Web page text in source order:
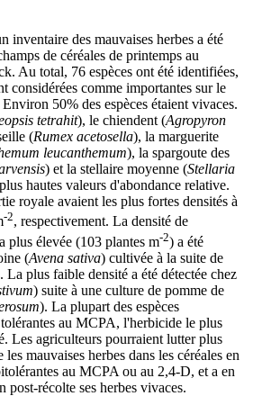
inventaire des mauvaises herbes a été
de céréales de printemps au
Au total, 76 espèces ont été identifiées,
considérées comme importantes sur le
50% des espèces étaient vivaces.
tetrahit), le chiendent (Agropyron
(Rumex acetosella), la marguerite
leucanthemum), la spargoute des
) et la stellaire moyenne (Stellaria
hautes valeurs d'abondance relative.
royale avaient les plus fortes densités à
-2, respectivement. La densité de
plus élevée (103 plantes m-2) a été
(Avena sativa) cultivée à la suite de
La plus faible densité a été détectée chez
) suite à une culture de pomme de
). La plupart des espèces
au MCPA, l'herbicide le plus
Les agriculteurs pourraient lutter plus
mauvaises herbes dans les céréales en
au MCPA ou au 2,4-D, et a en
post-récolte ses herbes vivaces.